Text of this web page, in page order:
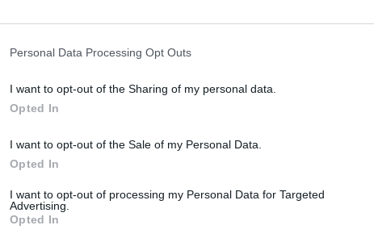
Personal Data Processing Opt Outs
I want to opt-out of the Sharing of my personal data.
Opted In
I want to opt-out of the Sale of my Personal Data.
Opted In
I want to opt-out of processing my Personal Data for Targeted
Advertising.
Opted In
Rispetto all’anno precedente, Sunrise è riuscita a
I fattori che, tra gli altri, hanno contribuito a questo
con Ingrid Deltenre come nuova consigliera
il numero massimo di mandati esterni consentito in
la competenza della revoca dalla quotazione in borsa è
generale;
il Consiglio d’amministrazione non ha più potere
Estratto della classifica generale (fonte: Studio zRating